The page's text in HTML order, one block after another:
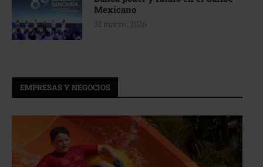
Mexicano
31 marzo, 2026
EMPRESAS Y NEGOCIOS